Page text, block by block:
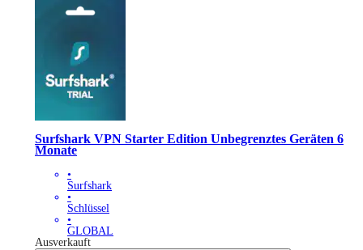
Surfshark VPN Starter Edition Unbegrenztes Geräten 6
Monate
•
Surfshark
•
Schlüssel
•
GLOBAL
Ausverkauft